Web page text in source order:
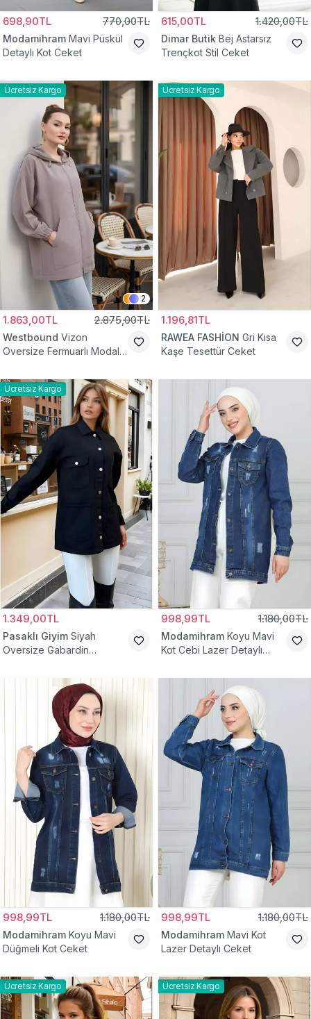
698,90TL 770,00TL
Modamihram Mavi Püskül
Detaylı Kot Ceket
615,00TL 1.420,00TL
Dimar Butik Bej Astarsız
Trençkot Stil Ceket
Ücretsiz Kargo
2
1.863,00TL 2.875,00TL
Westbound Vizon
Oversize Fermuarlı Modal
Ücretsiz Kargo
1.196,81TL
RAWEA FASHİON Gri Kısa
Kaşe Tesettür Ceket
Ücretsiz Kargo
1.349,00TL
Pasaklı Giyim Siyah
Oversize Gabardin
998,99TL 1.180,00TL
Modamihram Koyu Mavi
Kot Cebi Lazer Detaylı
998,99TL 1.180,00TL
Modamihram Koyu Mavi
Düğmeli Kot Ceket
998,99TL 1.180,00TL
Modamihram Mavi Kot
Lazer Detaylı Ceket
Ücretsiz Kargo Ücretsiz Kargo